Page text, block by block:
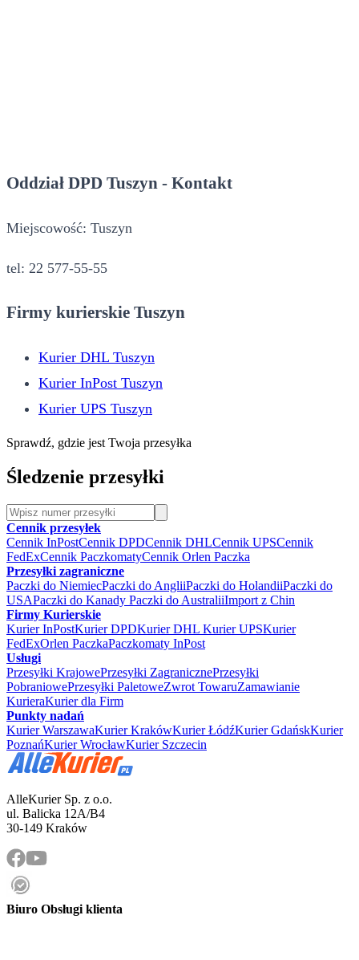
Oddział DPD Tuszyn - Kontakt
Miejscowość: Tuszyn
tel: 22 577-55-55
Firmy kurierskie Tuszyn
Kurier DHL Tuszyn
Kurier InPost Tuszyn
Kurier UPS Tuszyn
Sprawdź, gdzie jest Twoja przesyłka
Śledzenie przesyłki
Cennik przesyłek
Cennik InPostCennik DPDCennik DHLCennik UPSCennik
FedExCennik PaczkomatyCennik Orlen Paczka
Przesyłki zagraniczne
Paczki do NiemiecPaczki do AngliiPaczki do HolandiiPaczki do
USAPaczki do Kanady Paczki do AustraliiImport z Chin
Firmy Kurierskie
Kurier InPostKurier DPDKurier DHL Kurier UPSKurier
FedExOrlen PaczkaPaczkomaty InPost
Usługi
Przesyłki KrajowePrzesyłki ZagranicznePrzesyłki
PobraniowePrzesyłki PaletoweZwrot TowaruZamawianie
KurieraKurier dla Firm
Punkty nadań
Kurier WarszawaKurier KrakówKurier ŁódźKurier GdańskKurier
PoznańKurier WrocławKurier Szczecin
AlleKurier Sp. z o.o.
ul. Balicka 12A/B4
30-149 Kraków
Biuro Obsługi klienta